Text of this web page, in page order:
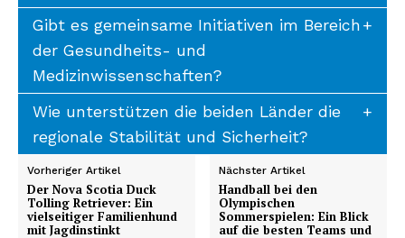
Gibt es gemeinsame Initiativen im Bereich
der Gesundheits- und
Medizinwissenschaften?
Wie unterstützen die beiden Länder die
regionale Stabilität und Sicherheit?
Vorheriger Artikel
Der Nova Scotia Duck
Tolling Retriever: Ein
vielseitiger Familienhund
mit Jagdinstinkt
Nächster Artikel
Handball bei den
Olympischen
Sommerspielen: Ein Blick
auf die besten Teams und